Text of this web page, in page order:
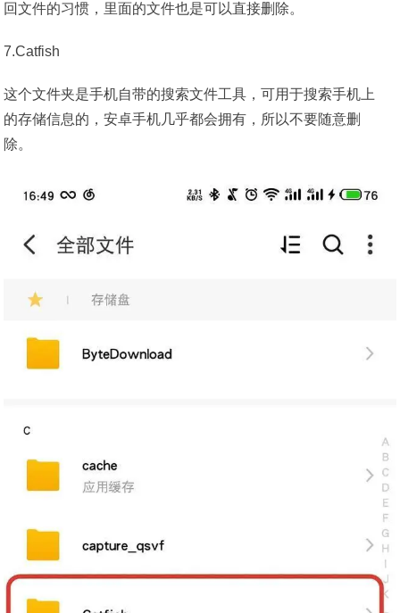
回文件的习惯，里面的文件也是可以直接删除。
7.Catfish
这个文件夹是手机自带的搜索文件工具，可用于搜索手机上
的存储信息的，安卓手机几乎都会拥有，所以不要随意删
除。